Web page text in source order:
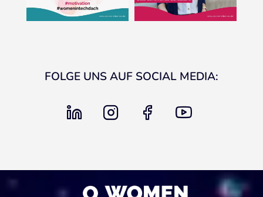
FOLGE UNS AUF SOCIAL MEDIA:
linkedin instagram